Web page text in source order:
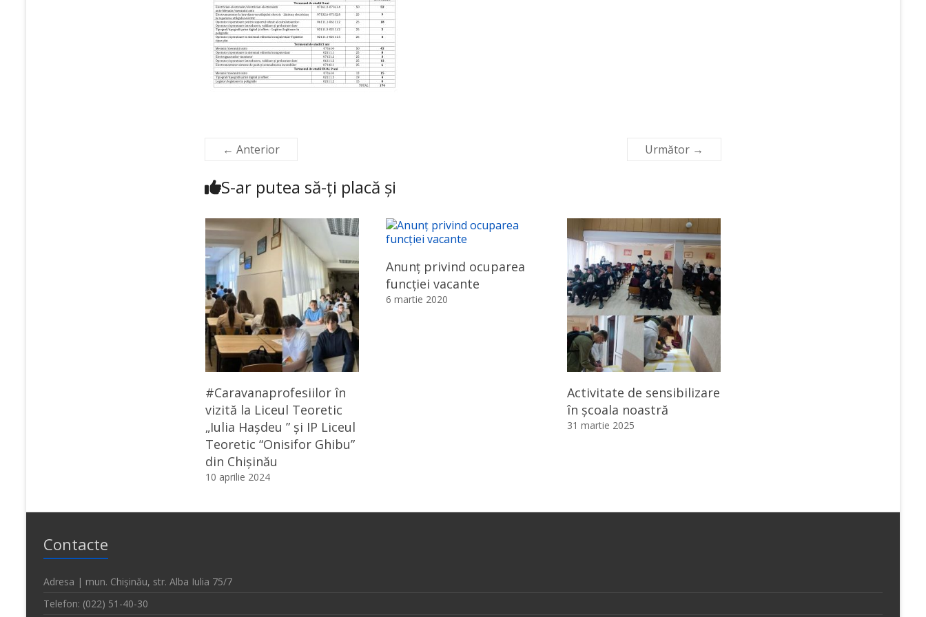
← Anterior Următor →
S-ar putea să-ți placă și
#Caravanaprofesiilor în
vizită la Liceul Teoretic
„Iulia Hașdeu ” și IP Liceul
Teoretic “Onisifor Ghibu”
din Chișinău
10 aprilie 2024
Anunț privind ocuparea
funcției vacante
6 martie 2020
Activitate de sensibilizare
în școala noastră
31 martie 2025
Contacte
Adresa | mun. Chișinău, str. Alba Iulia 75/7
Telefon: (022) 51-40-30